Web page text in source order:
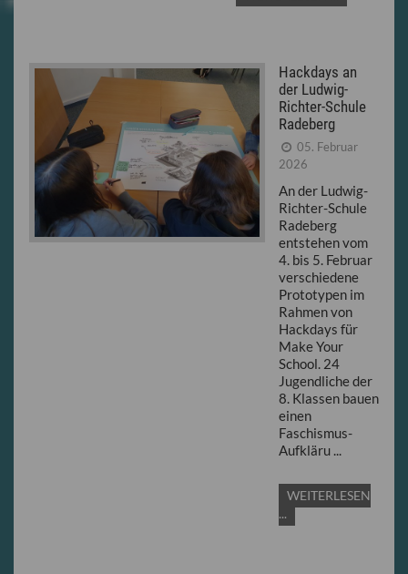
Hackdays an
der Ludwig-
Richter-Schule
Radeberg
05. Februar
2026
An der Ludwig-
Richter-Schule
Radeberg
entstehen vom
4. bis 5. Februar
verschiedene
Prototypen im
Rahmen von
Hackdays für
Make Your
School. 24
Jugendliche der
8. Klassen bauen
einen
Faschismus-
Aufkläru ...
WEITERLESEN
...